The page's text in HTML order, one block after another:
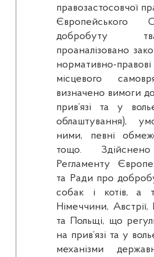
правозастосовчої
добробуту
проаналізовано
нормативно-
місцевого
визначено вимоги
прив’язі та у
облаштування),
ними, певні
тощо.
Регламенту
та Ради про
собак і котів, а
Німеччини, Австрії,
та Польщі, що
на прив’язі та у
механізми